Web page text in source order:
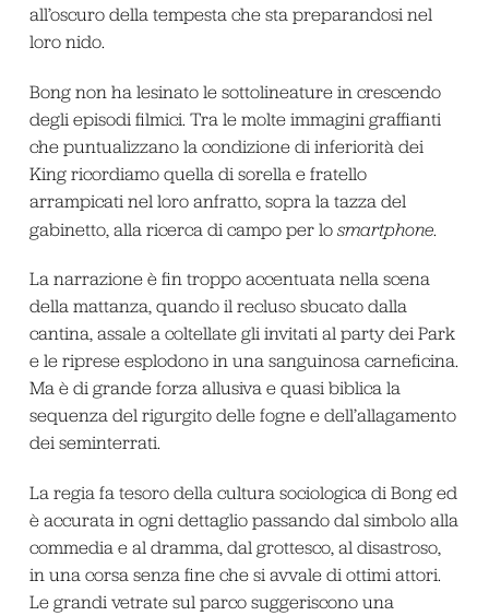
all’oscuro della tempesta che sta preparandosi nel
loro nido.
Bong non ha lesinato le sottolineature in crescendo
degli episodi filmici. Tra le molte immagini graffianti
che puntualizzano la condizione di inferiorità dei
King ricordiamo quella di sorella e fratello
arrampicati nel loro anfratto, sopra la tazza del
gabinetto, alla ricerca di campo per lo smartphone.
La narrazione è fin troppo accentuata nella scena
della mattanza, quando il recluso sbucato dalla
cantina, assale a coltellate gli invitati al party dei Park
e le riprese esplodono in una sanguinosa carneficina.
Ma è di grande forza allusiva e quasi biblica la
sequenza del rigurgito delle fogne e dell’allagamento
dei seminterrati.
La regia fa tesoro della cultura sociologica di Bong ed
è accurata in ogni dettaglio passando dal simbolo alla
commedia e al dramma, dal grottesco, al disastroso,
in una corsa senza fine che si avvale di ottimi attori.
Le grandi vetrate sul parco suggeriscono una